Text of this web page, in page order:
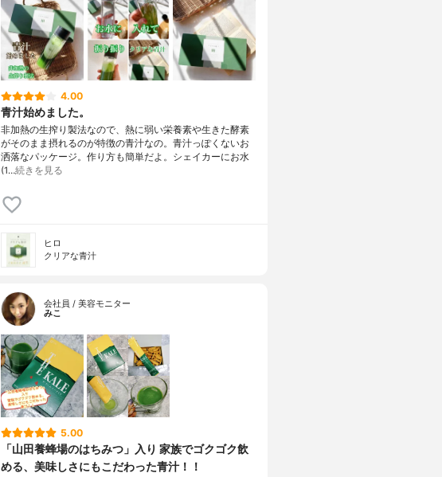
4.00
青汁始めました。
非加熱の生搾り製法なので、熱に弱い栄養素や生きた酵素
がそのまま摂れるのが特徴の青汁なの。青汁っぽくないお
洒落なパッケージ。作り方も簡単だよ。シェイカーにお水
(1…続きを見る
ヒロ
クリアな青汁
会社員 / 美容モニター
みこ
5.00
「山田養蜂場のはちみつ」入り 家族でゴクゴク飲
める、美味しさにもこだわった青汁！！